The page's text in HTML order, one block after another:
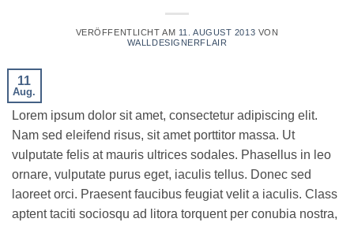
VERÖFFENTLICHT AM 11. AUGUST 2013 VON
WALLDESIGNERFLAIR
11
Aug.
Lorem ipsum dolor sit amet, consectetur adipiscing elit.
Nam sed eleifend risus, sit amet porttitor massa. Ut
vulputate felis at mauris ultrices sodales. Phasellus in leo
ornare, vulputate purus eget, iaculis tellus. Donec sed
laoreet orci. Praesent faucibus feugiat velit a iaculis. Class
aptent taciti sociosqu ad litora torquent per conubia nostra,